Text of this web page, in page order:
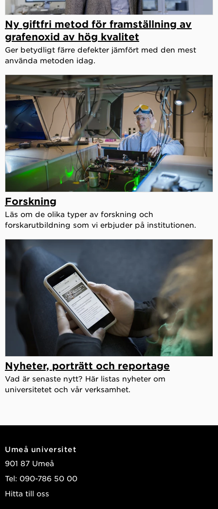
Ny giftfri metod för framställning av
grafenoxid av hög kvalitet
Ger betydligt färre defekter jämfört med den mest
använda metoden idag.
Forskning
Läs om de olika typer av forskning och
forskarutbildning som vi erbjuder på institutionen.
Nyheter, porträtt och reportage
Vad är senaste nytt? Här listas nyheter om
universitetet och vår verksamhet.
Umeå universitet
901 87 Umeå
Tel: 090-786 50 00
Hitta till oss